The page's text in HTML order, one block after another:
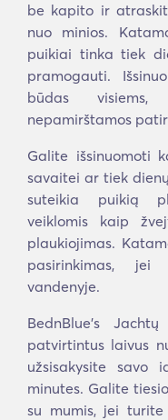
be kapito ir
nuo minios.
puikiai tinka tiek
pramogauti.
būdas
nepamirštamos
Galite išsinuomoti
savaitei ar tiek
suteikia puikią
veiklomis kaip
plaukiojimas.
pasirinkimas,
vandenyje.
BednBlue's
patvirtintus laivus
užsisakysite savo
minutes. Galite
su mumis, jei